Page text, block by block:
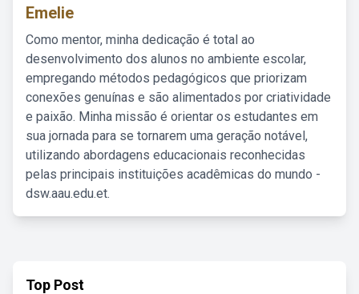
Emelie
Como mentor, minha dedicação é total ao
desenvolvimento dos alunos no ambiente escolar,
empregando métodos pedagógicos que priorizam
conexões genuínas e são alimentados por criatividade
e paixão. Minha missão é orientar os estudantes em
sua jornada para se tornarem uma geração notável,
utilizando abordagens educacionais reconhecidas
pelas principais instituições acadêmicas do mundo -
dsw.aau.edu.et.
Top Post